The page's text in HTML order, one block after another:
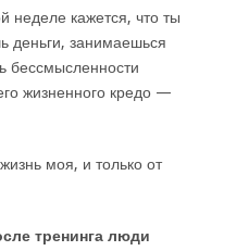
неделе кажется, что ты
деньги, занимаешься
бессмысленности
жизненного кредо —
моя, и только от
тренинга люди